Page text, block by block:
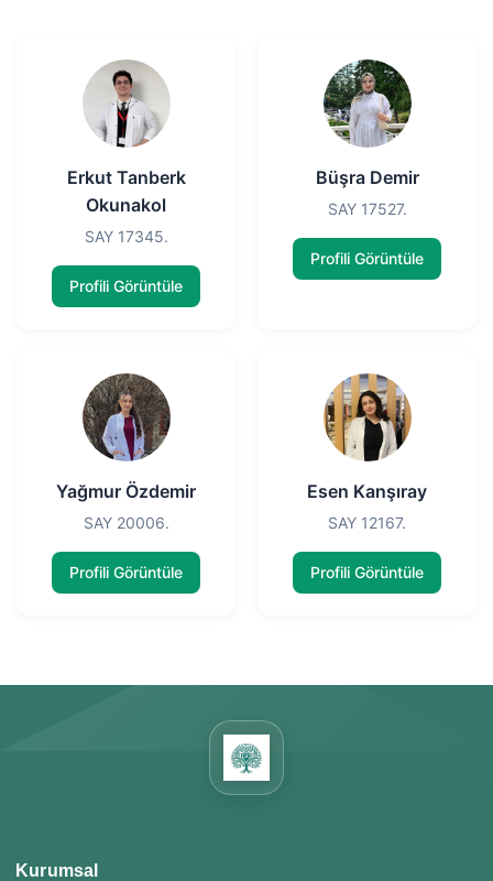
Erkut Tanberk
Okunakol
SAY 17345.
Profili Görüntüle
Büşra Demir
SAY 17527.
Profili Görüntüle
Yağmur Özdemir
SAY 20006.
Profili Görüntüle
Esen Kanşıray
SAY 12167.
Profili Görüntüle
Kurumsal